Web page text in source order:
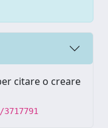
citare o creare